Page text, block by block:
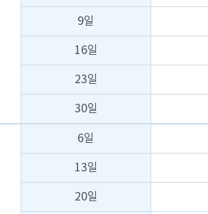
9일
16일
23일
30일
6일
13일
20일